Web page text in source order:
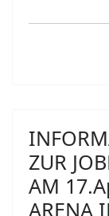
ZUR
AM
ARENA